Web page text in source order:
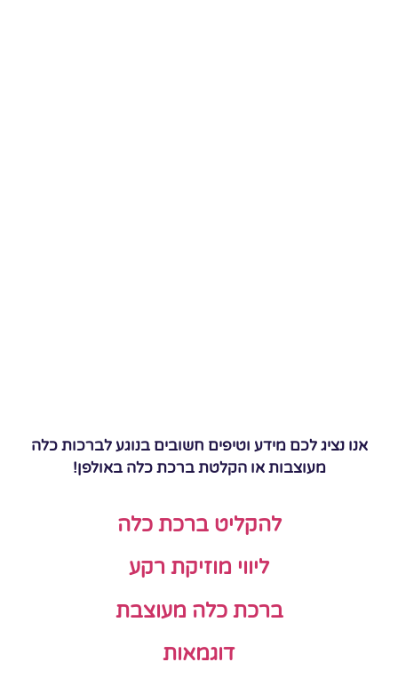
אנו נציג לכם מידע וטיפים חשובים בנוגע לברכות כלה
מעוצבות או הקלטת ברכת כלה באולפן!
להקליט ברכת כלה
ליווי מוזיקת רקע
ברכת כלה מעוצבת
דוגמאות